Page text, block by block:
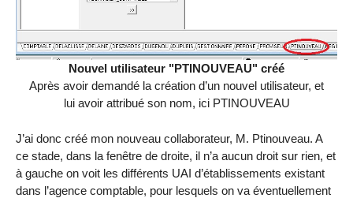
Nouvel utilisateur "PTINOUVEAU" créé
Après avoir demandé la création d’un nouvel utilisateur, et
lui avoir attribué son nom, ici PTINOUVEAU
J’ai donc créé mon nouveau collaborateur, M. Ptinouveau. A
ce stade, dans la fenêtre de droite, il n’a aucun droit sur rien, et
à gauche on voit les différents UAI d’établissements existant
dans l’agence comptable, pour lesquels on va éventuellement